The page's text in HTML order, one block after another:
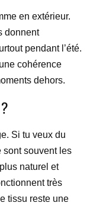
en extérieur.
donnent
pendant l’été.
cohérence
dehors.
Si tu veux du
sont souvent les
naturel et
très
tissu reste une